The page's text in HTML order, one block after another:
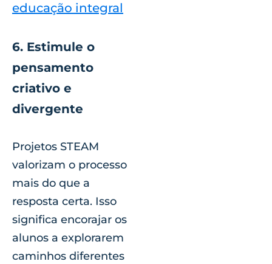
educação integral
6. Estimule o
pensamento
criativo e
divergente
Projetos STEAM
valorizam o processo
mais do que a
resposta certa. Isso
significa encorajar os
alunos a explorarem
caminhos diferentes